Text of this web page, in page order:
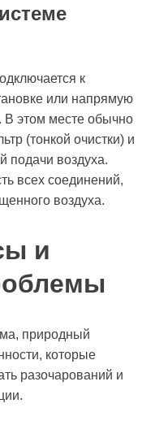
к
или напрямую
В этом месте обычно
(тонкой очистки) и
подачи воздуха.
всех соединений,
воздуха.
и
природный
которые
разочарований и